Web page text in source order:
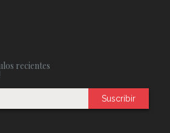
recientes
Suscribir